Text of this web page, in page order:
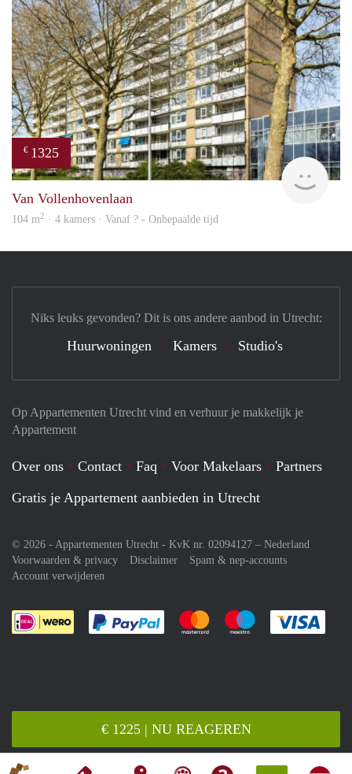
€ 1225 | NU REAGEREN
€ 1325
Van Vollenhovenlaan
104 m2 · 4 kamers · Vanaf ? - Onbepaalde tijd
Op Appartementen Utrecht vind en verhuur je makkelijk je
Appartement
Over ons Contact Faq Voor Makelaars
Partners
Gratis je Appartement aanbieden in Utrecht
© 2026 - Appartementen Utrecht - KvK nr. 02094127 – Nederland
Voorwaarden & privacy
Disclaimer
Spam & nep-accounts
Account verwijderen
Je rekent gemakkelijk af met Paypal
Je rekent gemakkelijk af met
Je rekent
Niks leuks gevonden? Dit is ons andere aanbod in Utrecht:
Huurwoningen Kamers Studio's